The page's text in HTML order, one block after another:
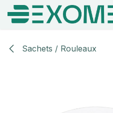
Se rendre au contenu
Sachets / Rouleaux